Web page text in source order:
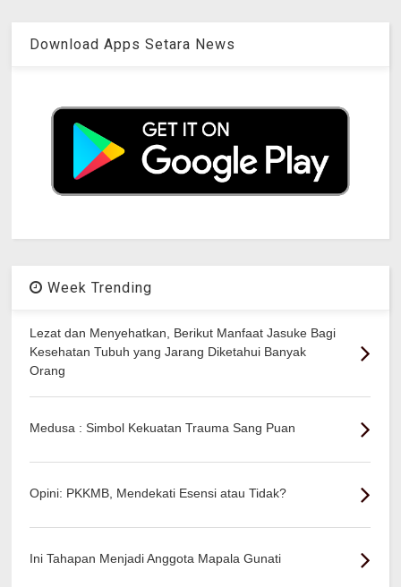
Download Apps Setara News
Week Trending
Lezat dan Menyehatkan, Berikut Manfaat Jasuke Bagi
Kesehatan Tubuh yang Jarang Diketahui Banyak
Orang
Medusa : Simbol Kekuatan Trauma Sang Puan
Opini: PKKMB, Mendekati Esensi atau Tidak?
Ini Tahapan Menjadi Anggota Mapala Gunati